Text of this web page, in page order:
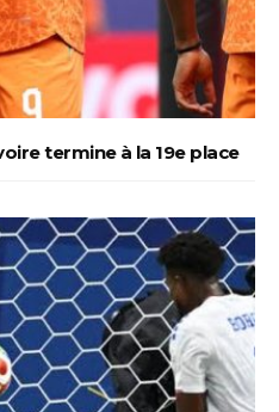
termine à la 19e place